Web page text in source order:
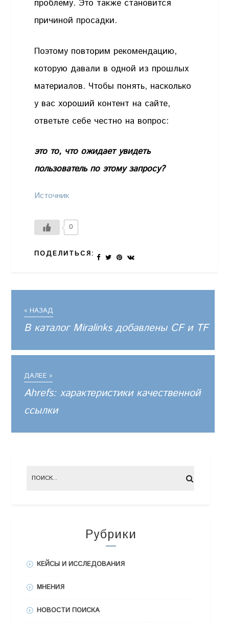
проблему. Это также становится
причиной просадки.
Поэтому повторим рекомендацию,
которую давали в одной из прошлых
материалов. Чтобы понять, насколько
у вас хороший контент на сайте,
ответьте себе честно на вопрос:
это то, что ожидает увидеть
пользователь по этому запросу?
Источник
0
ПОДЕЛИТЬСЯ:
« НАЗАД
В каталог Miralinks добавлены CF и TF
ДАЛЕЕ »
Ahrefs: характеристики качественной
ссылки
Рубрики
КЕЙСЫ И ИССЛЕДОВАНИЯ
МНЕНИЯ
НОВОСТИ ПОИСКА